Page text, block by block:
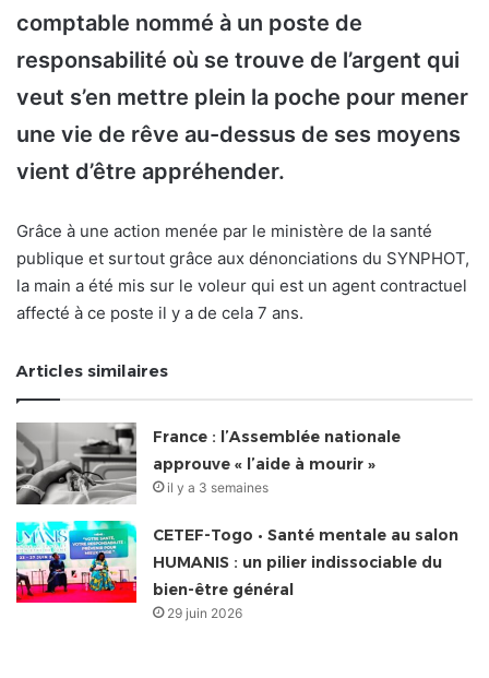
comptable nommé à un poste de
responsabilité où se trouve de l’argent qui
veut s’en mettre plein la poche pour mener
une vie de rêve au-dessus de ses moyens
vient d’être appréhender.
Grâce à une action menée par le ministère de la santé
publique et surtout grâce aux dénonciations du SYNPHOT,
la main a été mis sur le voleur qui est un agent contractuel
affecté à ce poste il y a de cela 7 ans.
Articles similaires
France : l’Assemblée nationale
approuve « l’aide à mourir »
il y a 3 semaines
CETEF-Togo • Santé mentale au salon
HUMANIS : un pilier indissociable du
bien-être général
29 juin 2026